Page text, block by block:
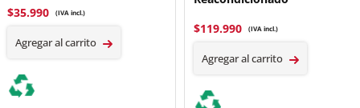
$35.990 (IVA incl.)
Agregar al carrito
$119.990 (IVA incl.)
Agregar al carrito